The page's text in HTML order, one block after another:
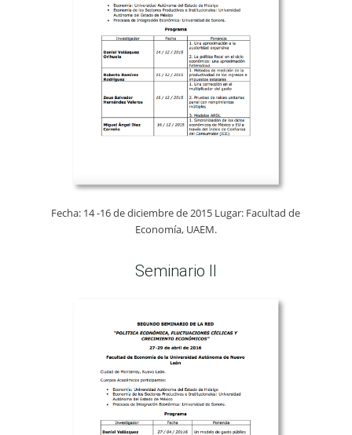
Fecha: 14 -16 de diciembre de 2015 Lugar: Facultad de
Economía, UAEM.
Seminario II